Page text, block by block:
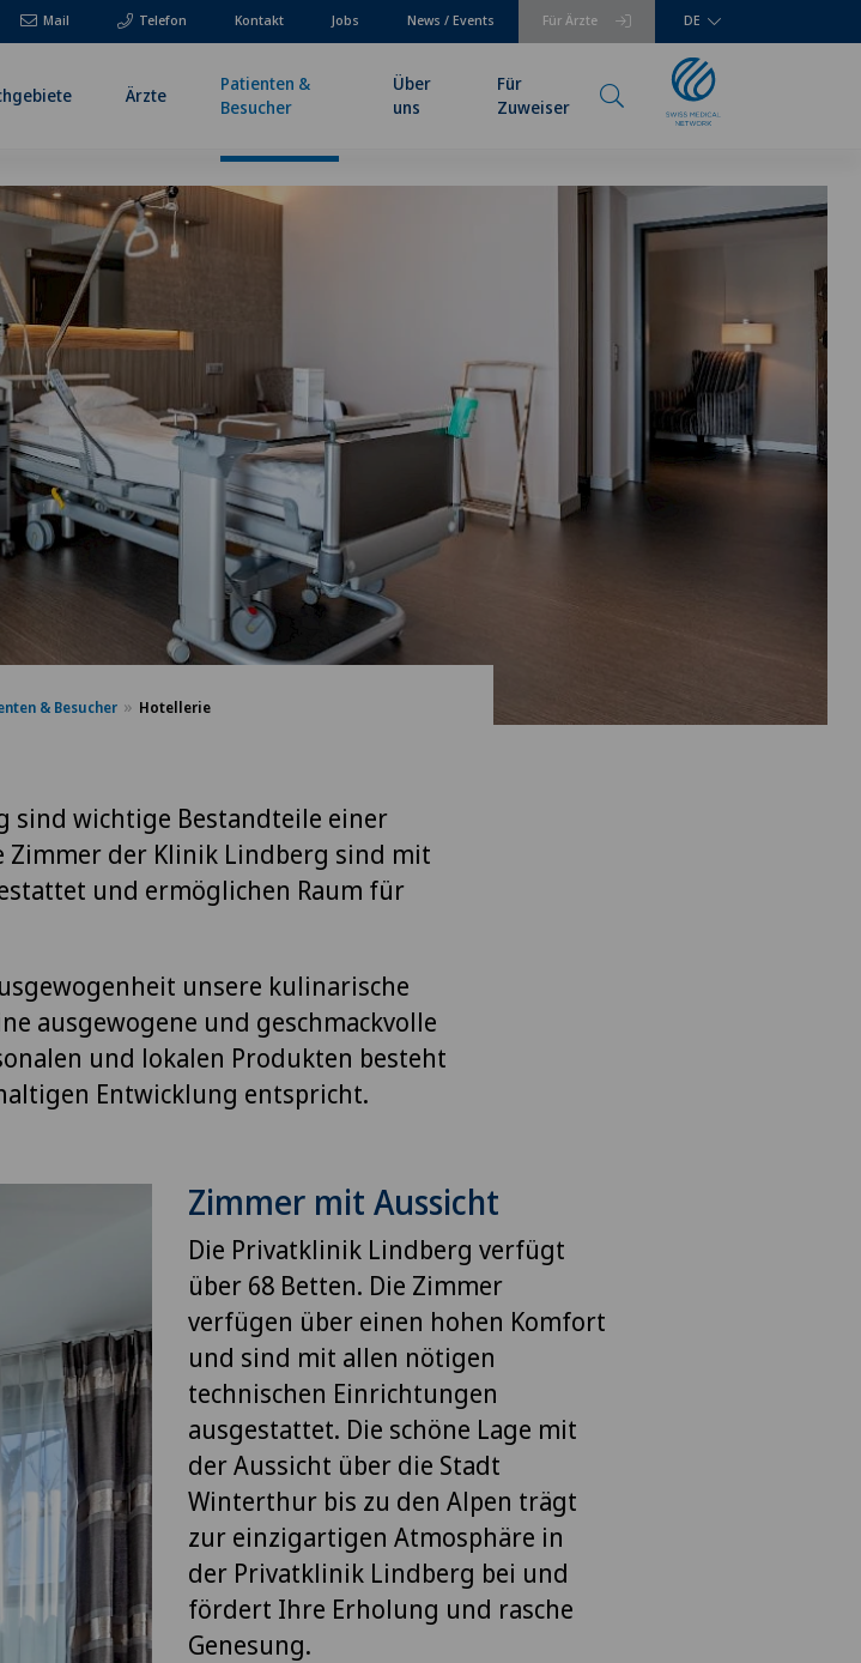
Mail Telefon Für Ärzte
Kontakt Jobs News / Events DE
Ärzte
Patienten &
Besucher
Über
uns
Für
Zuweiser
& Besucher Hotellerie
sind wichtige Bestandteile einer
Zimmer der Klinik Lindberg sind mit
und ermöglichen Raum für
unsere kulinarische
ausgewogene und geschmackvolle
und lokalen Produkten besteht
Entwicklung entspricht.
Zimmer mit Aussicht
Die Privatklinik Lindberg verfügt
über 68 Betten. Die Zimmer
verfügen über einen hohen Komfort
und sind mit allen nötigen
technischen Einrichtungen
ausgestattet. Die schöne Lage mit
der Aussicht über die Stadt
Winterthur bis zu den Alpen trägt
zur einzigartigen Atmosphäre in
der Privatklinik Lindberg bei und
fördert Ihre Erholung und rasche
Genesung.